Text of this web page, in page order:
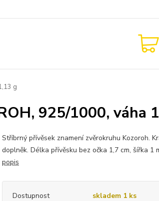
g
925/1000, váha
Stříbrný přívěsek znamení zvěrokruhu Kozoroh.
doplněk. Délka přívěsku bez očka 1,7 cm, šířka 1
popis
Dostupnost
skladem 1 ks